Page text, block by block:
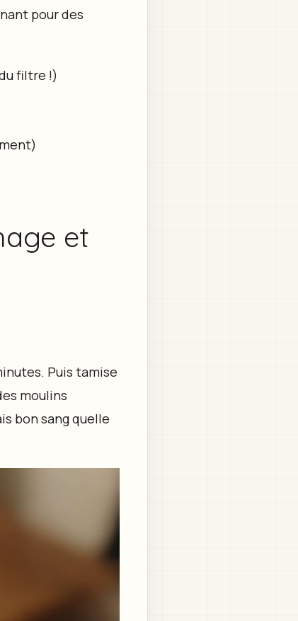
pour des
filtre !)
et
Puis tamise
moulins
bon sang quelle